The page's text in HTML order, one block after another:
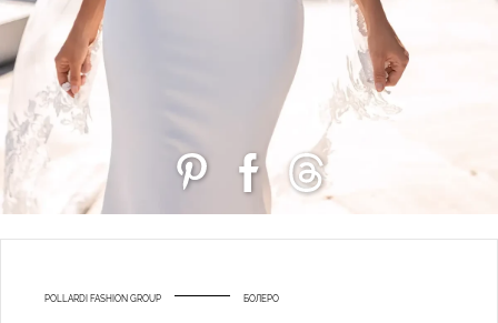
POLLARDI FASHION GROUP БОЛЕРО